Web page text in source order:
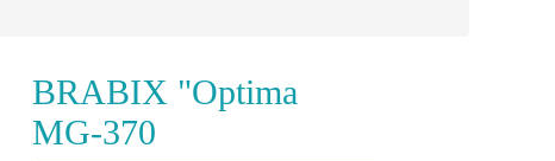
BRABIX "Optima
MG-370